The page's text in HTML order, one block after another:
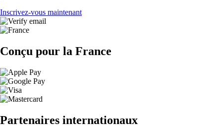
Inscrivez-vous maintenant
Conçu pour la France
Partenaires internationaux